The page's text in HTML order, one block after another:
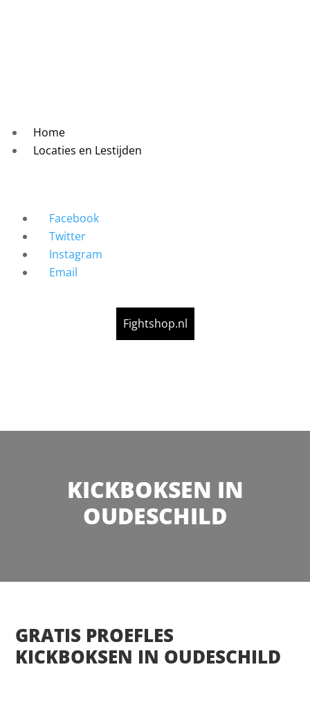
Home
Locaties en Lestijden
Facebook
Twitter
Instagram
Email
Fightshop.nl
KICKBOKSEN IN
OUDESCHILD
GRATIS PROEFLES
KICKBOKSEN IN OUDESCHILD